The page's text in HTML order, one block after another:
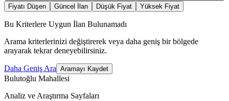
Fiyatı Düşen Güncel İlan Düşük Fiyat Yüksek Fiyat
Bu Kriterlere Uygun İlan Bulunamadı
Arama kriterlerinizi değiştirerek veya daha geniş bir bölgede
arayarak tekrar deneyebilirsiniz.
Daha Geniş Ara Aramayı Kaydet
Bulutoğlu Mahallesi
Analiz ve Araştırma Sayfaları